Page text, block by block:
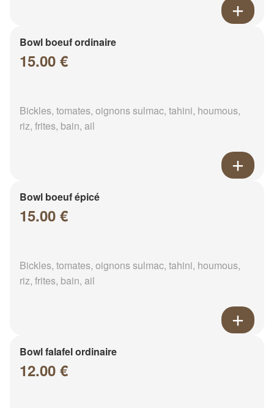
Bowl boeuf ordinaire
15.00 €
Bickles, tomates, oignons sulmac, tahini, houmous,
riz, frites, bain, ail
Bowl boeuf épicé
15.00 €
Bickles, tomates, oignons sulmac, tahini, houmous,
riz, frites, bain, ail
Bowl falafel ordinaire
12.00 €